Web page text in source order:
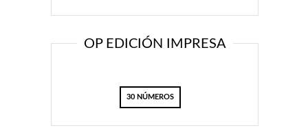
OP EDICIÓN IMPRESA
30 NÚMEROS